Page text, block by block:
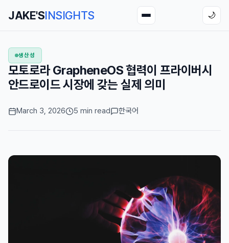
JAKE'SINSIGHTS 🌙
생산성
모토로라 GrapheneOS 협력이 프라이버시
안드로이드 시장에 갖는 실제 의미
March 3, 2026 5 min read 한국어